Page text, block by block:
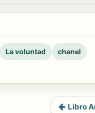
La voluntad
chanel
Libro